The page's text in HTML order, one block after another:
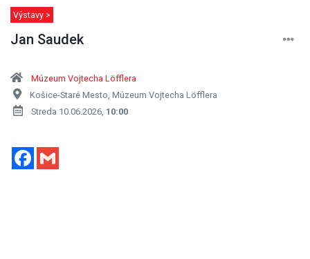
Výstavy >
Jan Saudek
Múzeum Vojtecha Löfflera
Košice-Staré Mesto, Múzeum Vojtecha Löfflera
Streda 10.06.2026, 10:00
Facebook